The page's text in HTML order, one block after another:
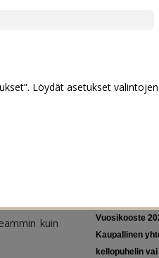
kuin
Tytöt kuuluvat
Euroopan
Tyttöjen ja
Vuosikooste
Kaupallinen
kellopuhelin
Löydät asetukset valintojen